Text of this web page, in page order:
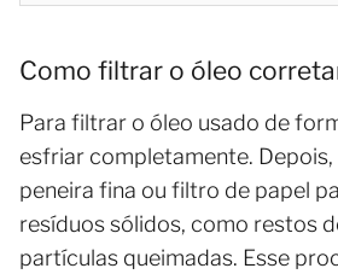
Como filtrar o óleo
Para filtrar o óleo usado de
esfriar completamente.
peneira fina ou filtro de papel
resíduos sólidos, como restos
partículas queimadas. Esse